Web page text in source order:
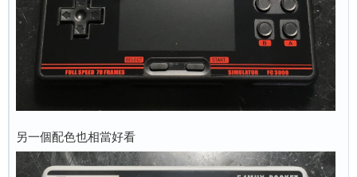
另一個配色也相當好看